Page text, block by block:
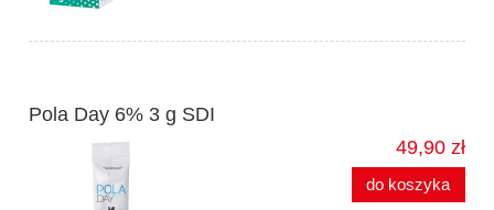
Pola Day 6% 3 g SDI
49,90 zł
do koszyka